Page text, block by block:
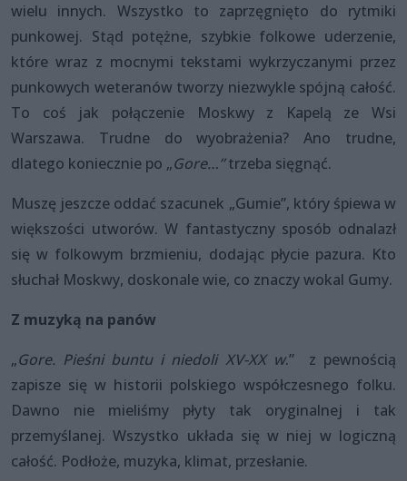
wielu innych. Wszystko to zaprzęgnięto do rytmiki
punkowej. Stąd potężne, szybkie folkowe uderzenie,
które wraz z mocnymi tekstami wykrzyczanymi przez
punkowych weteranów tworzy niezwykle spójną całość.
To coś jak połączenie Moskwy z Kapelą ze Wsi
Warszawa. Trudne do wyobrażenia? Ano trudne,
dlatego koniecznie po „Gore…”trzeba sięgnąć.
Muszę jeszcze oddać szacunek „Gumie”, który śpiewa w
większości utworów. W fantastyczny sposób odnalazł
się w folkowym brzmieniu, dodając płycie pazura. Kto
słuchał Moskwy, doskonale wie, co znaczy wokal Gumy.
Z muzyką na panów
„Gore. Pieśni buntu i niedoli XV-XX w.” z pewnością
zapisze się w historii polskiego współczesnego folku.
Dawno nie mieliśmy płyty tak oryginalnej i tak
przemyślanej. Wszystko układa się w niej w logiczną
całość. Podłoże, muzyka, klimat, przesłanie.